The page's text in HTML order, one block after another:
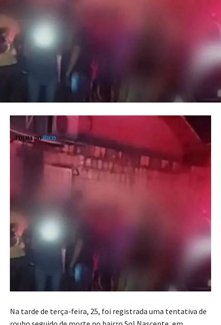
Na tarde de terça-feira, 25, foi registrada uma tentativa de